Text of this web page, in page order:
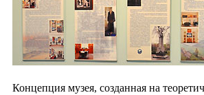
Концепция музея, созданная на